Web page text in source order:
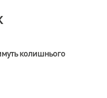
колишнього